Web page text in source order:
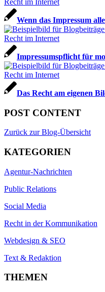
Wenn das Impressum
Impressumspflicht für
Das Recht am eigenen
POST CONTENT
Zurück zur Blog-Übersicht
KATEGORIEN
Agentur-Nachrichten
Public Relations
Social Media
Recht in der Kommunikation
Webdesign & SEO
Text & Redaktion
THEMEN